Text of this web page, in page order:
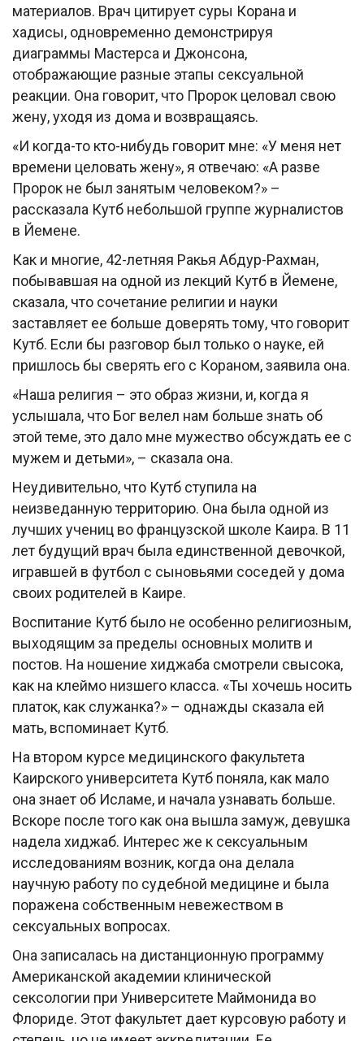
материалов. Врач цитирует суры Корана и
хадисы, одновременно демонстрируя
диаграммы Мастерса и Джонсона,
отображающие разные этапы сексуальной
реакции. Она говорит, что Пророк целовал свою
жену, уходя из дома и возвращаясь.
«И когда-то кто-нибудь говорит мне: «У меня нет
времени целовать жену», я отвечаю: «А разве
Пророк не был занятым человеком?» –
рассказала Кутб небольшой группе журналистов
в Йемене.
Как и многие, 42-летняя Ракья Абдур-Рахман,
побывавшая на одной из лекций Кутб в Йемене,
сказала, что сочетание религии и науки
заставляет ее больше доверять тому, что говорит
Кутб. Если бы разговор был только о науке, ей
пришлось бы сверять его с Кораном, заявила она.
«Наша религия – это образ жизни, и, когда я
услышала, что Бог велел нам больше знать об
этой теме, это дало мне мужество обсуждать ее с
мужем и детьми», – сказала она.
Неудивительно, что Кутб ступила на
неизведанную территорию. Она была одной из
лучших учениц во французской школе Каира. В 11
лет будущий врач была единственной девочкой,
игравшей в футбол с сыновьями соседей у дома
своих родителей в Каире.
Воспитание Кутб было не особенно религиозным,
выходящим за пределы основных молитв и
постов. На ношение хиджаба смотрели свысока,
как на клеймо низшего класса. «Ты хочешь носить
платок, как служанка?» – однажды сказала ей
мать, вспоминает Кутб.
На втором курсе медицинского факультета
Каирского университета Кутб поняла, как мало
она знает об Исламе, и начала узнавать больше.
Вскоре после того как она вышла замуж, девушка
надела хиджаб. Интерес же к сексуальным
исследованиям возник, когда она делала
научную работу по судебной медицине и была
поражена собственным невежеством в
сексуальных вопросах.
Она записалась на дистанционную программу
Американской академии клинической
сексологии при Университете Маймонида во
Флориде. Этот факультет дает курсовую работу и